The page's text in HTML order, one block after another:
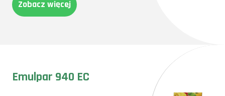
Zobacz więcej
Emulpar 940 EC